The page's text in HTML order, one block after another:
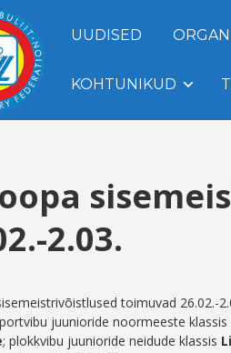
UUDISED
KOHTUNIKUD
2.03.
toimuvad 26.02.-
juunioride noormeeste klassis
; plokkvibu juunioride neidude klassis